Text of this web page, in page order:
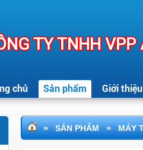
TY TNHH
chủ Sản phẩm Giới thiệu
» SẢN PHẨM » MÁY